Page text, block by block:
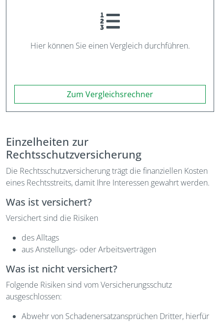
Hier können Sie einen Vergleich durchführen.
Zum Vergleichsrechner
Einzelheiten zur
Rechtsschutzversicherung
Die Rechtsschutzversicherung trägt die finanziellen Kosten
eines Rechtsstreits, damit Ihre Interessen gewahrt werden.
Was ist versichert?
Versichert sind die Risiken
des Alltags
aus Anstellungs- oder Arbeitsverträgen
Was ist nicht versichert?
Folgende Risiken sind vom Versicherungsschutz
ausgeschlossen:
Abwehr von Schadenersatzansprüchen Dritter, hierfür